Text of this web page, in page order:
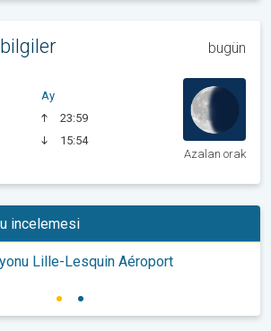
bugün
Ay
23:59
15:54
Azalan orak
incelemesi
Lille-Lesquin Aéroport